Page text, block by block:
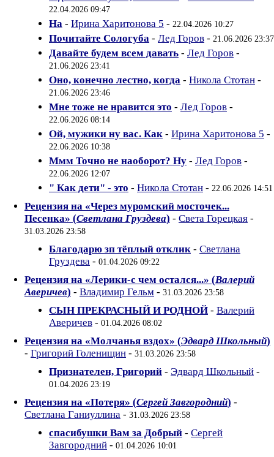
22.04.2026 09:47
На - Ирина Харитонова 5 - 22.04.2026 10:27
Почитайте Сологуба - Лед Горов - 21.06.2026 23:37
Давайте будем всем давать - Лед Горов -
21.06.2026 23:41
Оно, конечно лестно, когда - Никола Стотан -
21.06.2026 23:46
Мне тоже не нравится это - Лед Горов -
22.06.2026 08:14
Ой, мужики ну вас. Как - Ирина Харитонова 5 -
22.06.2026 10:38
Ммм Точно не наоборот? Ну - Лед Горов -
22.06.2026 12:07
" Как дети" - это - Никола Стотан - 22.06.2026 14:51
Рецензия на «Через муромский мосточек...
Песенка» (Светлана Груздева) - Света Горецкая -
31.03.2026 23:58
Благодарю зп тёплый отклик - Светлана
Груздева - 01.04.2026 09:22
Рецензия на «Лерики-с чем остался...» (Валерий
Аверичев) - Владимир Гельм - 31.03.2026 23:58
СЫН ПРЕКРАСНЫЙ И РОДНОЙ - Валерий
Аверичев - 01.04.2026 08:02
Рецензия на «Молчанья вздох» (Эдвард Школьный)
- Григорий Голенищин - 31.03.2026 23:58
Признателен, Григорий - Эдвард Школьный -
01.04.2026 23:19
Рецензия на «Потеря» (Сергей Завгородний) -
Светлана Ганиуллина - 31.03.2026 23:58
спасибушки Вам за Добрый - Сергей
Завгородний - 01.04.2026 10:01